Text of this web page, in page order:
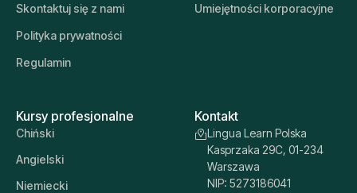
Skontaktuj się z nami
Polityka prywatności
Regulamin
Umiejętności korporacyjne
Kursy profesjonalne
Chiński
Angielski
Niemiecki
Kontakt
Lingua Learn Polska
Kasprzaka 29C, 01-234
Warszawa
NIP: 5273186041